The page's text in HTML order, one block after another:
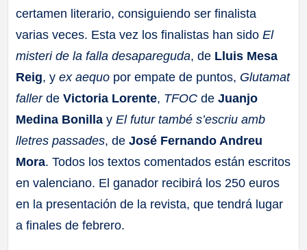
certamen literario, consiguiendo ser finalista
varias veces. Esta vez los finalistas han sidoEl
misteri de la falla desapareguda, de Lluis Mesa
Reig, yex aequo por empate de puntos, Glutamat
fallerdeVictoria Lorente, TFOC de Juanjo
Medina Bonilla yEl futur també s’escriu amb
lletres passades, de José Fernando Andreu
Mora. Todos los textos comentados están escritos
en valenciano. El ganador recibirá los 250 euros
en la presentación de la revista, que tendrá lugar
a finales de febrero.